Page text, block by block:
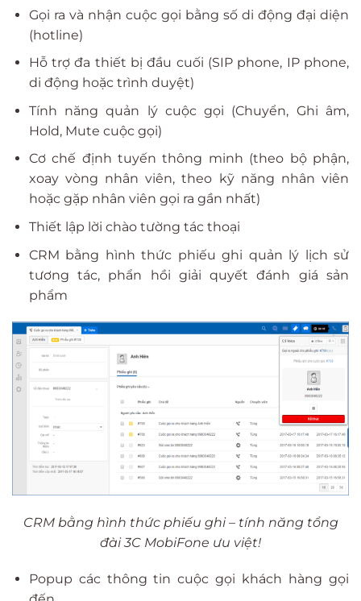
Gọi ra và nhận cuộc gọi bằng số di động đại diện
(hotline)
Hỗ trợ đa thiết bị đầu cuối (SIP phone, IP phone,
di động hoặc trình duyệt)
Tính năng quản lý cuộc gọi (Chuyển, Ghi âm,
Hold, Mute cuộc gọi)
Cơ chế định tuyến thông minh (theo bộ phận,
xoay vòng nhân viên, theo kỹ năng nhân viên
hoặc gặp nhân viên gọi ra gần nhất)
Thiết lập lời chào tường tác thoại
CRM bằng hình thức phiếu ghi quản lý lịch sử
tương tác, phẩn hồi giải quyết đánh giá sản
phẩm
CRM bằng hình thức phiếu ghi – tính năng tổng
đài 3C MobiFone ưu việt!
Popup các thông tin cuộc gọi khách hàng gọi